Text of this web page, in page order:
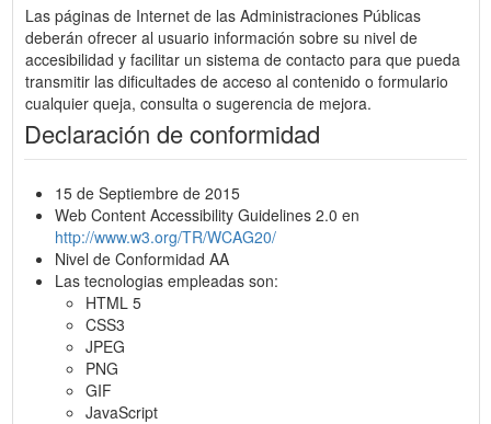
Las páginas de Internet de las Administraciones Públicas
deberán ofrecer al usuario información sobre su nivel de
accesibilidad y facilitar un sistema de contacto para que pueda
transmitir las dificultades de acceso al contenido o formulario
cualquier queja, consulta o sugerencia de mejora.
Declaración de conformidad
15 de Septiembre de 2015
Web Content Accessibility Guidelines 2.0 en
http://www.w3.org/TR/WCAG20/
Nivel de Conformidad AA
Las tecnologias empleadas son:
HTML 5
CSS3
JPEG
PNG
GIF
JavaScript